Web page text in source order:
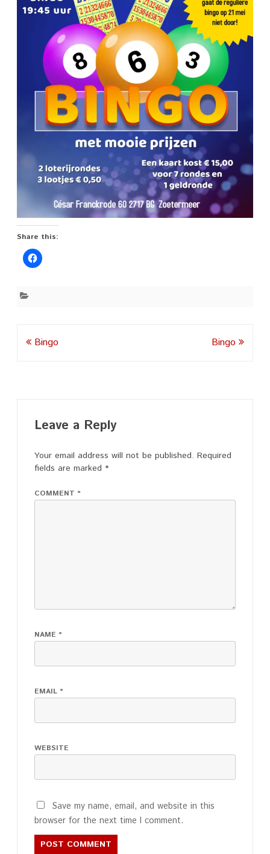
Share this:
PostBingo Bingo
Leave a Reply
Your email address will not be published. Required
fields are marked *
COMMENT *
NAME *
EMAIL *
WEBSITE
Save my name, email, and website in this
browser for the next time I comment.